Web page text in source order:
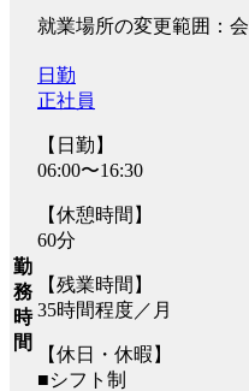
就業場所の変更範囲：
勤
務
時
間
日勤
正社員
【日勤】
06:00〜16:30
【休憩時間】
60分
【残業時間】
35時間程度／月
【休日・休暇】
■シフト制